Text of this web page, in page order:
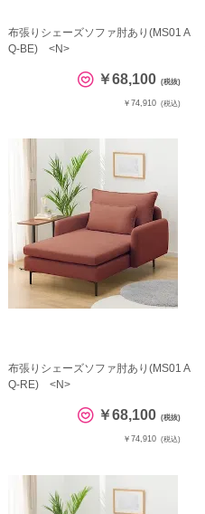
布張りシェーズソファ肘あり(MS01 A
Q-BE) <N>
￥68,100 (税抜)
￥74,910 (税込)
布張りシェーズソファ肘あり(MS01 A
Q-RE) <N>
￥68,100 (税抜)
￥74,910 (税込)